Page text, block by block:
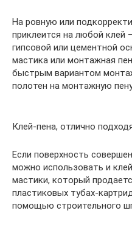
На ровную или
приклеится на любой
гипсовой или цементной
мастика или монтажная
быстрым вариантом
полотен на монтажную
Клей-пена, отлично
Если поверхность
можно использовать и
мастики, который
пластиковых тубах-
помощью строительного